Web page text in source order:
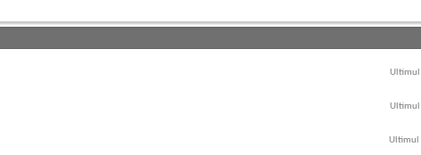
Ultimul
Ultimul
Ultimul